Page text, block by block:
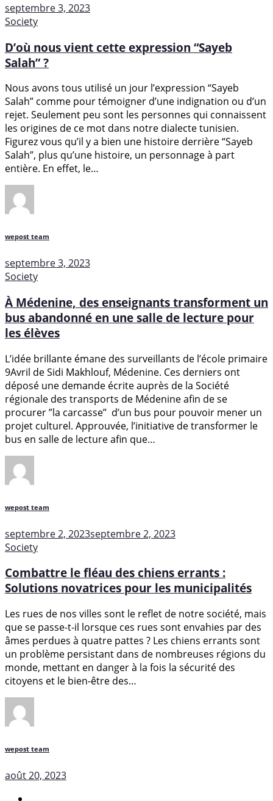
septembre 3, 2023
Society
D’où nous vient cette expression “Sayeb
Salah” ?
Nous avons tous utilisé un jour l’expression “Sayeb
Salah” comme pour témoigner d’une indignation ou d’un
rejet. Seulement peu sont les personnes qui connaissent
les origines de ce mot dans notre dialecte tunisien.
Figurez vous qu’il y a bien une histoire derrière “Sayeb
Salah”, plus qu’une histoire, un personnage à part
entière. En effet, le…
wepost team
septembre 3, 2023
Society
À Médenine, des enseignants transforment un
bus abandonné en une salle de lecture pour
les élèves
L’idée brillante émane des surveillants de l’école primaire
9Avril de Sidi Makhlouf, Médenine. Ces derniers ont
déposé une demande écrite auprès de la Société
régionale des transports de Médenine afin de se
procurer ”la carcasse” d’un bus pour pouvoir mener un
projet culturel. Approuvée, l’initiative de transformer le
bus en salle de lecture afin que…
wepost team
septembre 2, 2023septembre 2, 2023
Society
Combattre le fléau des chiens errants :
Solutions novatrices pour les municipalités
Les rues de nos villes sont le reflet de notre société, mais
que se passe-t-il lorsque ces rues sont envahies par des
âmes perdues à quatre pattes ? Les chiens errants sont
un problème persistant dans de nombreuses régions du
monde, mettant en danger à la fois la sécurité des
citoyens et le bien-être des…
wepost team
août 20, 2023